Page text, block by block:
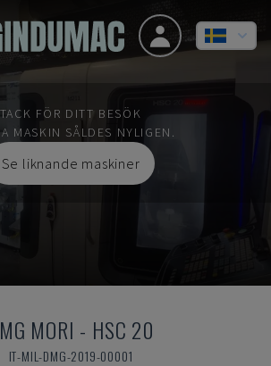
TACK FÖR DITT BESÖK
MASKIN SÅLDES NYLIGEN.
Se liknande maskiner
MORI - HSC 20
IT-MIL-DMG-2019-00001